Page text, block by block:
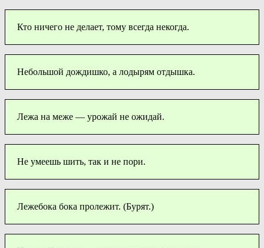
Кто ничего не делает, тому всегда некогда.
Небольшой дождишко, а лодырям отдышка.
Лежа на меже — урожай не ожидай.
Не умеешь шить, так и не пори.
Лежебока бока пролежит. (Бурят.)